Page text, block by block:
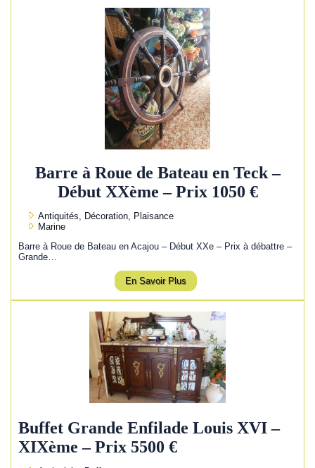
Barre à Roue de Bateau en Teck –
Début XXème – Prix 1050 €
Antiquités, Décoration, Plaisance
Marine
Barre à Roue de Bateau en Acajou – Début XXe – Prix à débattre –
Grande…
En Savoir Plus
Buffet Grande Enfilade Louis XVI –
XIXème – Prix 5500 €